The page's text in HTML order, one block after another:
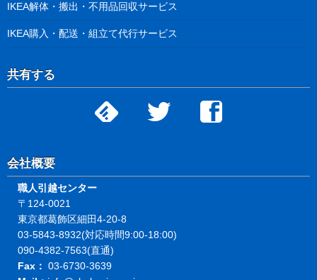
IKEA解体・搬出・不用品回収サービス
IKEA購入・配送・組立て代行サービス
共有する
会社概要
職人引越センター
〒124-0021
東京都葛飾区細田4-20-8
03-5843-8932(対応時間9:00-18:00)
090-4382-7563(直通)
Fax： 03-6730-3639